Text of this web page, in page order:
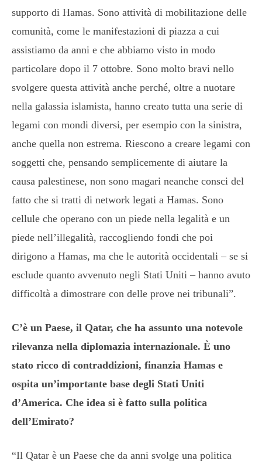
supporto di Hamas. Sono attività di mobilitazione delle
comunità, come le manifestazioni di piazza a cui
assistiamo da anni e che abbiamo visto in modo
particolare dopo il 7 ottobre. Sono molto bravi nello
svolgere questa attività anche perché, oltre a nuotare
nella galassia islamista, hanno creato tutta una serie di
legami con mondi diversi, per esempio con la sinistra,
anche quella non estrema. Riescono a creare legami con
soggetti che, pensando semplicemente di aiutare la
causa palestinese, non sono magari neanche consci del
fatto che si tratti di network legati a Hamas. Sono
cellule che operano con un piede nella legalità e un
piede nell’illegalità, raccogliendo fondi che poi
dirigono a Hamas, ma che le autorità occidentali – se si
esclude quanto avvenuto negli Stati Uniti – hanno avuto
difficoltà a dimostrare con delle prove nei tribunali”.
C’è un Paese, il Qatar, che ha assunto una notevole
rilevanza nella diplomazia internazionale. È uno
stato ricco di contraddizioni, finanzia Hamas e
ospita un’importante base degli Stati Uniti
d’America. Che idea si è fatto sulla politica
dell’Emirato?
“Il Qatar è un Paese che da anni svolge una politica